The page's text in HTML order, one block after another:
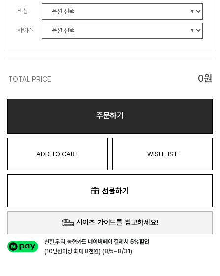
색상
사이즈
TOTAL PRICE 0원
주문하기
ADD TO CART WISH LIST
선물하기
사이즈 가이드를 참고하세요!
신한,우리,농협카드네이버페이 결제시 5%할인
(10만원이상 최대 8천원) (8/5~8/31)